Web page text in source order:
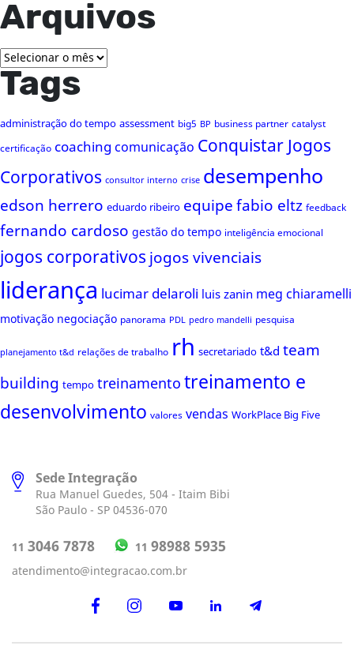
Arquivos
Arquivos
Tags
administração do tempo assessment big5 BP business partner catalyst
certificação coaching comunicação Conquistar Jogos
Corporativos consultor interno crise desempenho
edson herrero eduardo ribeiro equipefabio eltz feedback
fernando cardoso gestão do tempo inteligência emocional
jogos corporativos jogos vivenciais
liderança lucimar delaroli luis zanin meg chiaramelli
motivação negociação panorama PDL pedro mandelli pesquisa
planejamento t&d relações de trabalho rh secretariado t&d team
building tempo treinamentotreinamento e
desenvolvimento valores vendas WorkPlace Big Five
Sede Integração
Rua Manuel Guedes, 504 - Itaim Bibi
São Paulo - SP 04536-070
11 3046 7878 11 98988 5935
atendimento@integracao.com.br